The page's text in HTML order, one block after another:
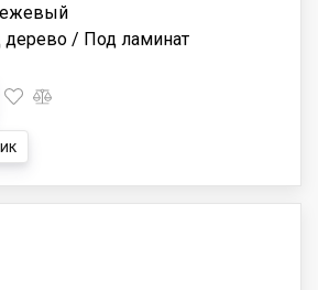
дерево / Под ламинат